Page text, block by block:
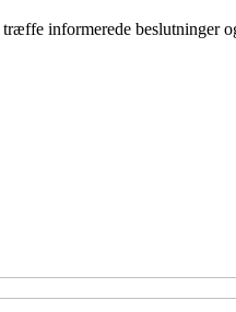
informerede beslutninger